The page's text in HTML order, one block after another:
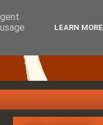
LEARN MORE